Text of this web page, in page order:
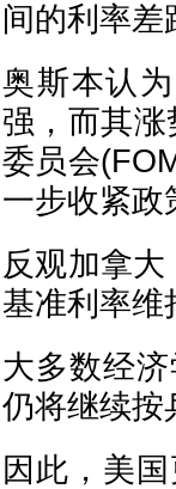
间的利率差
奥斯本认
强，而其
委员会
一步收紧政
反观加拿
基准利率维
大多数经
仍将继续按
因此，美